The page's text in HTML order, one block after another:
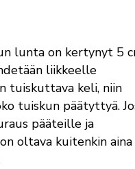
lunta on kertynyt 5
liikkeelle
tuiskuttava keli, niin
tuiskun päätyttyä.
pääteille ja
oltava kuitenkin aina